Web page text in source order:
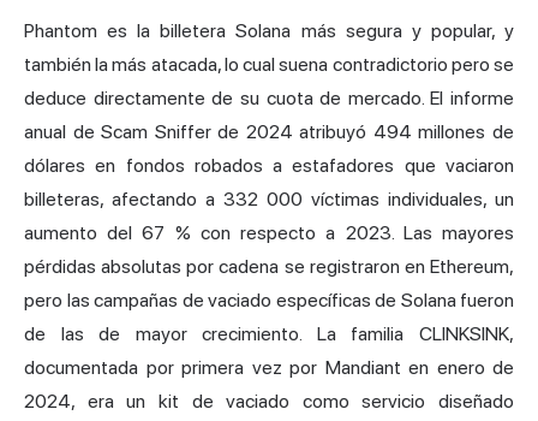
Phantom es la billetera Solana más segura y popular, y
también la más atacada, lo cual suena contradictorio pero se
deduce directamente de su cuota de mercado. El informe
anual de Scam Sniffer de 2024 atribuyó 494 millones de
dólares en fondos robados a estafadores que vaciaron
billeteras, afectando a 332 000 víctimas individuales, un
aumento del 67 % con respecto a 2023. Las mayores
pérdidas absolutas por cadena se registraron en Ethereum,
pero las campañas de vaciado específicas de Solana fueron
de las de mayor crecimiento. La familia CLINKSINK,
documentada por primera vez por Mandiant en enero de
2024, era un kit de vaciado como servicio diseñado